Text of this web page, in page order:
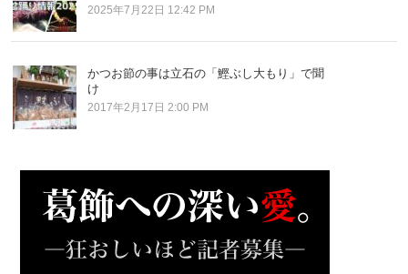
2025年7月22日 12:42 PM
かつお節の事は立石の「鰹ぶし大もり」で聞
け
2017年2月17日 2:00 PM